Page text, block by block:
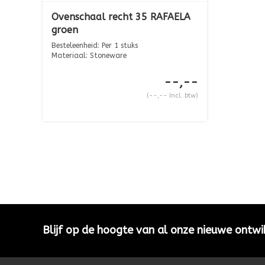
Ovenschaal recht 35 RAFAELA
groen
Besteleenheid: Per 1 stuks
Materiaal: Stoneware
--,--
(--,-- Incl. btw)
Blijf op de hoogte van al onze nieuwe